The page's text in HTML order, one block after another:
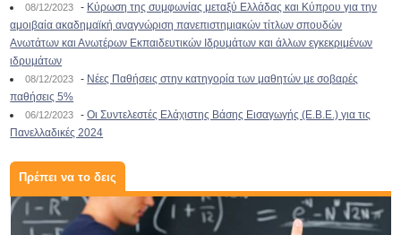
08/12/2023 - Κύρωση της συμφωνίας μεταξύ Ελλάδας και Κύπρου για την
αμοιβαία ακαδημαϊκή αναγνώριση πανεπιστημιακών τίτλων σπουδών
Ανωτάτων και Ανωτέρων Εκπαιδευτικών Ιδρυμάτων και άλλων εγκεκριμένων
ιδρυμάτων
08/12/2023 - Νέες Παθήσεις στην κατηγορία των μαθητών με σοβαρές
παθήσεις 5%
06/12/2023 -Οι Συντελεστές Ελάχιστης Βάσης Εισαγωγής (Ε.Β.Ε.) για τις
Πανελλαδικές 2024
Πρέπει να το δεις